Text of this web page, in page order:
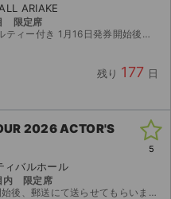
ARIAKE
限定席
送にて送らせてもらいます。よろしくお願いします。
残り 177 日
2026 ACTOR'S
バルホール
内 限定席
てもらいます。よろしくお願いいたします。
5